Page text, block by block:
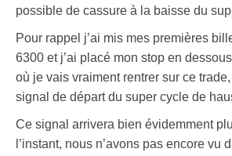
possible de cassure à la baisse du
Pour rappel j’ai mis mes premières
6300 et j’ai placé mon stop en
où je vais vraiment rentrer sur ce
signal de départ du super cycle de
Ce signal arrivera bien évidemment
l’instant, nous n’avons pas encore vu